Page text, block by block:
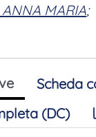
MARIA;
Scheda
(DC)